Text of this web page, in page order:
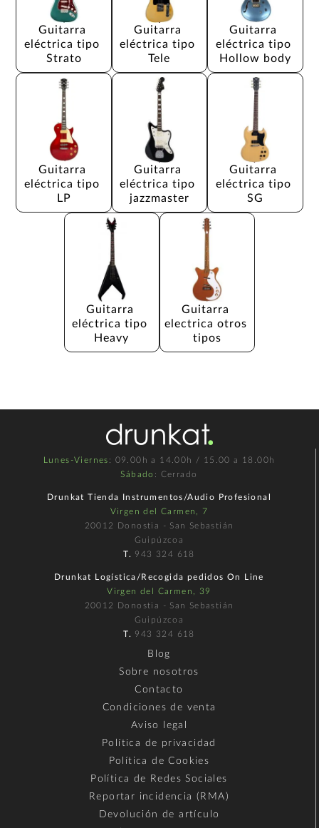
Guitarra
eléctrica tipo
Strato
Guitarra
eléctrica tipo
Tele
Guitarra
eléctrica tipo
Hollow body
Guitarra
eléctrica tipo
LP
Guitarra
eléctrica tipo
jazzmaster
Guitarra
eléctrica tipo
SG
Guitarra
eléctrica tipo
Heavy
Guitarra
electrica otros
tipos
Lunes-Viernes : 09.00h a 14.00h / 15.00 a 18.00h
Sábado : Cerrado
Drunkat Tienda Instrumentos/Audio Profesional
Virgen del Carmen, 7
20012 Donostia - San Sebastián
Guipúzcoa
T. 943 324 618
Drunkat Logística/Recogida pedidos On Line
Virgen del Carmen, 39
20012 Donostia - San Sebastián
Guipúzcoa
T. 943 324 618
Blog
Sobre nosotros
Contacto
Condiciones de venta
Aviso legal
Política de privacidad
Política de Cookies
Política de Redes Sociales
Reportar incidencia (RMA)
Devolución de artículo